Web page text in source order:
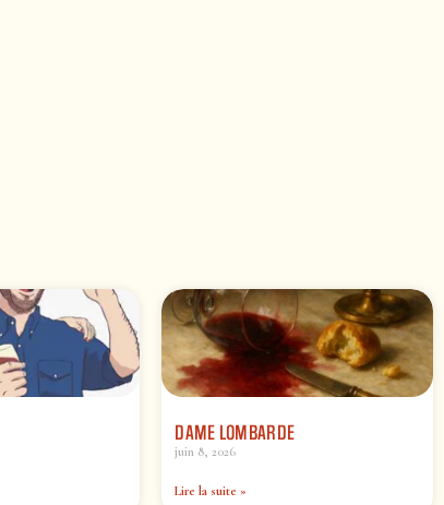
DAME LOMBARDE
juin 8, 2026
Lire la suite »